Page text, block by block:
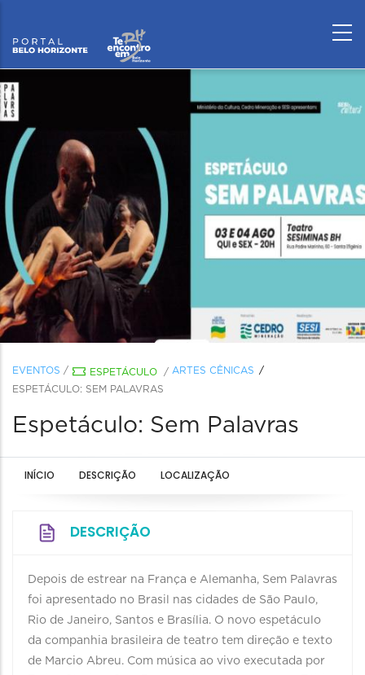
EVENTOS / ESPETÁCULO / ARTES CÊNICAS
ESPETÁCULO: SEM PALAVRAS
Espetáculo: Sem Palavras
INÍCIO DESCRIÇÃO LOCALIZAÇÃO
DESCRIÇÃO
Depois de estrear na França e Alemanha, Sem Palavras
foi apresentado no Brasil nas cidades de São Paulo,
Rio de Janeiro, Santos e Brasília. O novo espetáculo
da companhia brasileira de teatro tem direção e texto
de Marcio Abreu. Com música ao vivo executada por